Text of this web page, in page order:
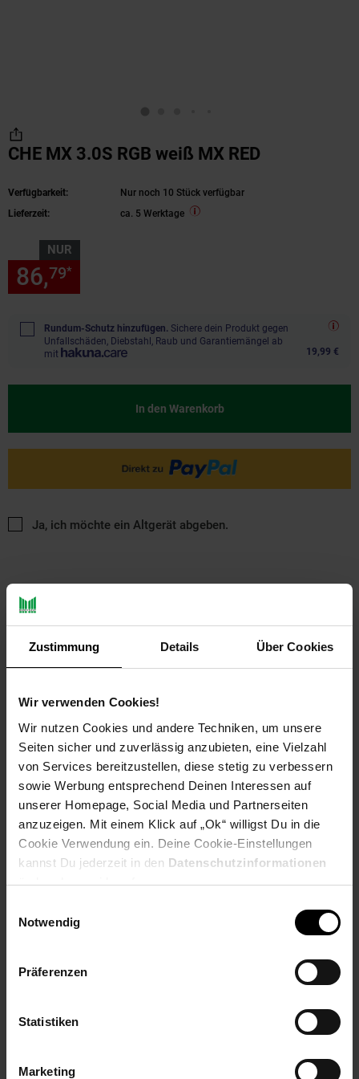
Zustimmung Details Über Cookies
Wir verwenden Cookies!
Wir nutzen Cookies und andere Techniken, um unsere
Seiten sicher und zuverlässig anzubieten, eine Vielzahl
von Services bereitzustellen, diese stetig zu verbessern
sowie Werbung entsprechend Deinen Interessen auf
unserer Homepage, Social Media und Partnerseiten
anzuzeigen. Mit einem Klick auf „Ok“ willigst Du in die
Cookie Verwendung ein. Deine Cookie-Einstellungen
kannst Du jederzeit in den Datenschutzinformationen
ändern bzw. widerrufen.
Notwendig
Präferenzen
Statistiken
Marketing
CHE MX 3.0S RGB weiß MX RED
Verfügbarkeit:
Nur noch 10 Stück verfügbar
Lieferzeit:
ca. 5 Werktage
NUR
86,79*
Rundum-Schutz hinzufügen. Sichere dein Produkt gegen
Unfallschäden, Diebstahl, Raub und Garantiemängel ab
mit
19,99 €
In den Warenkorb
Ja, ich möchte ein Altgerät abgeben.
Payback Punkte Basis°Punkte:
43
Extra°Punkte:
0
Produktbeschreibung
Du suchst eine gute Gaming-Tastatur, die mechanisch, stabil
und mit einer stylischen RGB-Beleuchtung ausgestattet ist?
Hier ist sie: Mit dem CHERRY MX BOARD 3.0 S glänzt du beim
Gaming-Sessions mit einer herausragenden Performance.
Dank der verbauten CHERRY MX Switches behältst du die
einem unvergleichlichen Tippgefühl. Hochwertig und
mechanisch: Die Gaming-Tastatur ist mit unseren hauseigenen
hergestellt werden. Dich erwartet ein präzises und einmaliges
Artikelnummer: 3094931000